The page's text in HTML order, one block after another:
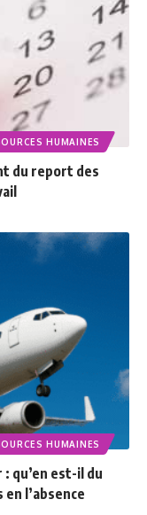
HUMAINES
du report des
HUMAINES
qu’en est-il du
l’absence